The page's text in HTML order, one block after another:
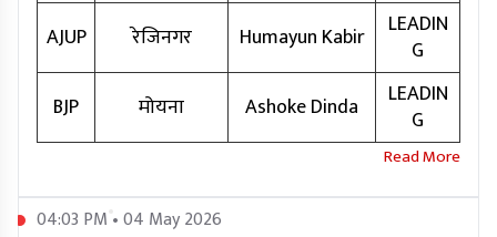
AJUP
रेजिनगर Humayun Kabir
LEADIN
G
BJP
मोयना Ashoke Dinda
LEADIN
G
04:03 PM • 04 May 2026